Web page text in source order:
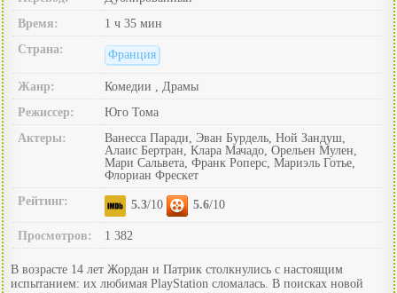
Время:
1 ч 35 мин
Страна:
Франция
Жанр:
Комедии , Драмы
Режиссер:
Юго Тома
Актеры:
Ванесса Паради, Эван Бурдель, Ной Зандуш,
Алаис Бертран, Клара Мачадо, Орельен Мулен,
Мари Сальвета, Франк Роперс, Мариэль Готье,
Флориан Фрескет
Рейтинг:
5.3/10 5.6/10
Просмотров: 1 382
В возрасте 14 лет Жордан и Патрик столкнулись с настоящим
испытанием: их любимая PlayStation сломалась. В поисках новой